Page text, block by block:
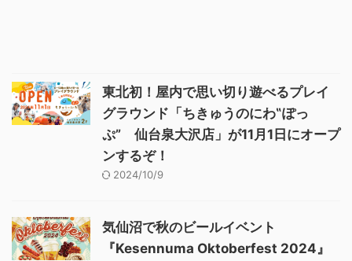
東北初！屋内で思い切り遊べるプレイ
グラウンド「ちきゅうのにわ‟ぽっ
ぷ” 仙台泉大沢店」が11月1日にオープ
ンするぞ！
2024/10/9
気仙沼で秋のビールイベント
『Kesennuma Oktoberfest 2024』